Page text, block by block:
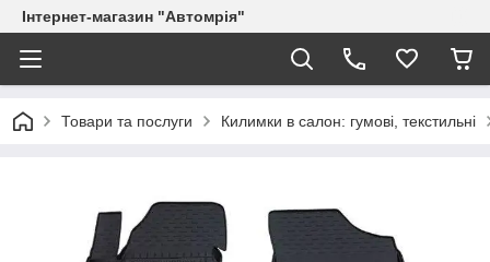
Інтернет-магазин "Автомрія"
Товари та послуги Килимки в салон: гумові, текстильні